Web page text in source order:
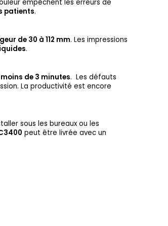
empêchent les erreurs de
patients.
de 30 à 112 mm. Les impressions
.
moins de 3 minutes. Les défauts
La productivité est encore
sous les bureaux ou les
peut être livrée avec un